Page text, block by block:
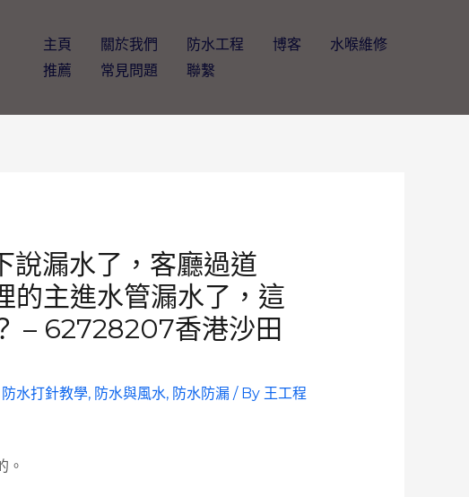
主頁 關於我們 防水工程 博客
水喉維修
推薦
常見問題 聯繫
說漏水了，客廳過道
的主進水管漏水了，這
– 62728207香港沙田
防水打針教學, 防水與風水, 防水防漏/ By 王工程
。